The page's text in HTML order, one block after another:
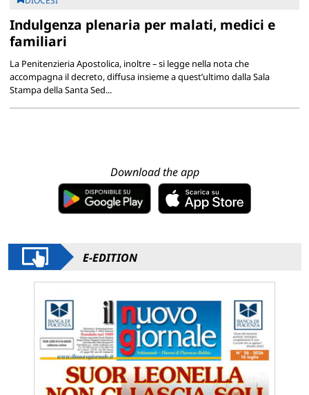
Indulgenza plenaria per malati, medici e
familiari
La Penitenzieria Apostolica, inoltre – si legge nella nota che
accompagna il decreto, diffusa insieme a quest’ultimo dalla Sala
Stampa della Santa Sed...
Download the app
E-EDITION